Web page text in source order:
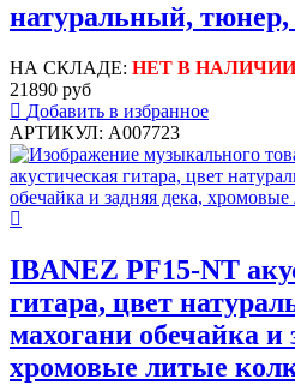
натуральный, тюнер,
НА СКЛАДЕ: НЕТ В НАЛИЧИИ
21890 руб
Добавить в избранное
АРТИКУЛ: A007723
IBANEZ PF15-NT
гитара, цвет
махогани обечайка и
хромовые литые